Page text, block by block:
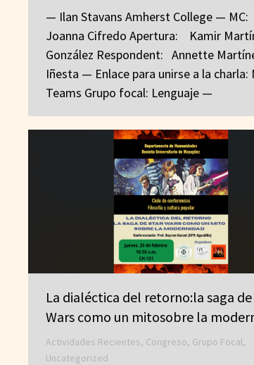
— Ilan Stavans Amherst College — MC:
Joanna Cifredo Apertura: Kamir
González Respondent: Annette
Iñesta — Enlace para unirse a la charla:
Teams Grupo focal: Lenguaje —
La dialéctica del retorno:la saga
Wars como un mitosobre la
Actividades Recientes, Congreso, Grupo Focal,
Uncategorized